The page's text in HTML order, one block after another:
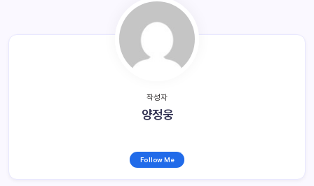
작성자
양정웅
Follow Me